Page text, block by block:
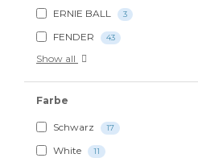
ERNIE BALL 3
FENDER 43
Show all
Farbe
Schwarz 17
White 11